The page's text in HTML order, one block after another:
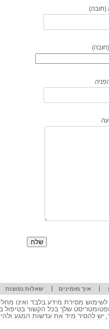
|איך מזמינים | שאלות נפוצות
מסירת מידע בלבד ואינו
שלך בכל הקשור
יש להסיר מיד את עדשות המגע